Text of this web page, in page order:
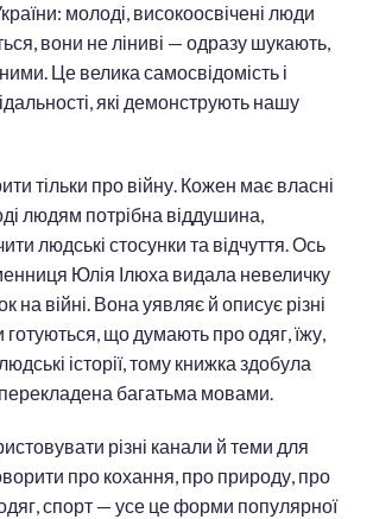
молоді, високоосвічені люди
вони не ліниві — одразу шукають,
Це велика самосвідомість і
які демонструють нашу
тільки про війну. Кожен має власні
людям потрібна віддушина,
людські стосунки та відчуття. Ось
Юлія Ілюха видала невеличку
на війні. Вона уявляє й описує різні
готуються, що думають про одяг, їжу,
історії, тому книжка здобула
перекладена багатьма мовами.
різні канали й теми для
про кохання, про природу, про
одяг, спорт — усе це форми популярної